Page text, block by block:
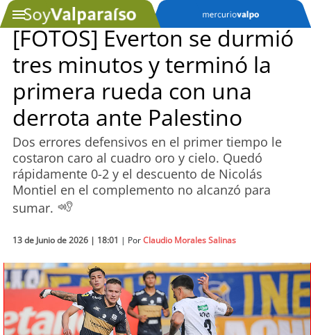
SOYTV
Podcast
Actualidad
Entretención
Economía
Tecnología
Sostenibilidad
[FOTOS] Everton se durmió
tres minutos y terminó la
primera rueda con una
derrota ante Palestino
Dos errores defensivos en el primer tiempo le
costaron caro al cuadro oro y cielo. Quedó
rápidamente 0-2 y el descuento de Nicolás
Montiel en el complemento no alcanzó para
sumar.
13 de Junio de 2026 | 18:01 | PorClaudio Morales Salinas